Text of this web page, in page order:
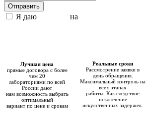
Отправить
Я даю на
Лучшая цена
прямые договора с более
чем 20
лабораториями по всей
России дают
нам возможность выбрать
оптимальный
вариант по цене и срокам
Реальные сроки
Рассмотрение заявки в
день обращения.
Максимальный контроль на
всех этапах
работы. Как следствие
исключение
искусственных задержек.